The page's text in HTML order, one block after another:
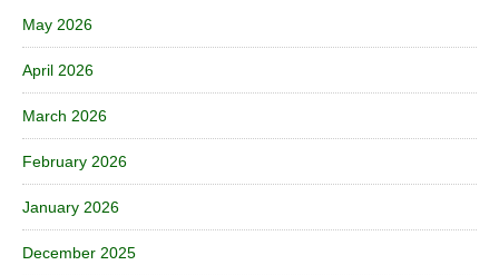
May 2026
April 2026
March 2026
February 2026
January 2026
December 2025